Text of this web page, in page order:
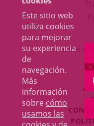
Este sitio web
utiliza cookies
para mejorar
su experiencia
de
navegación.
Más
información
sobre cómo
usamos las
Otras